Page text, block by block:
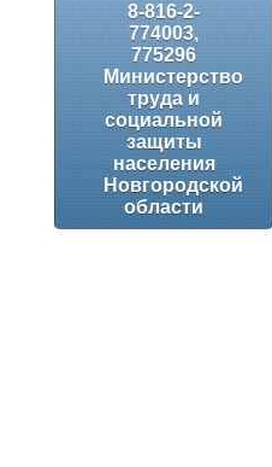
8-816-2-
774003,
775296
Министерство
труда и
социальной
защиты
населения
Новгородской
области